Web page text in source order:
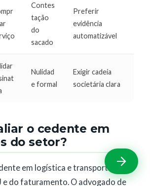
Contes
tação
do
sacado
Preferir
evidência
automatizável
Nulidad
e formal
Exigir cadeia
societária clara
o cedente em
do setor?
em logística e transporte deve
e do faturamento. O advogado de